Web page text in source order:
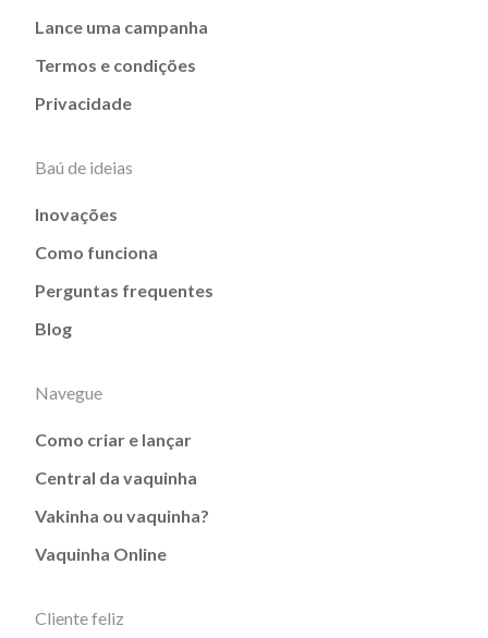
Lance uma campanha
Termos e condições
Privacidade
Baú de ideias
Inovações
Como funciona
Perguntas frequentes
Blog
Navegue
Como criar e lançar
Central da vaquinha
Vakinha ou vaquinha?
Vaquinha Online
Cliente feliz